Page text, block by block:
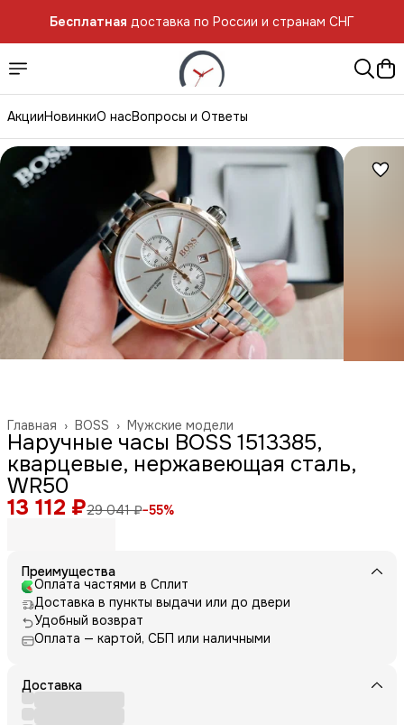
Бесплатная доставка по России и странам СНГ
АкцииНовинкиО насВопросы и Ответы
Мужские модели
BOSS ›
Главная ›
Наручные часы BOSS 1513385,
кварцевые, нержавеющая сталь,
WR50
13 112 ₽29 041 ₽−55%
Преимущества
Оплата частями в Сплит
Доставка в пункты выдачи или до двери
Удобный возврат
Оплата — картой, СБП или наличными
Доставка